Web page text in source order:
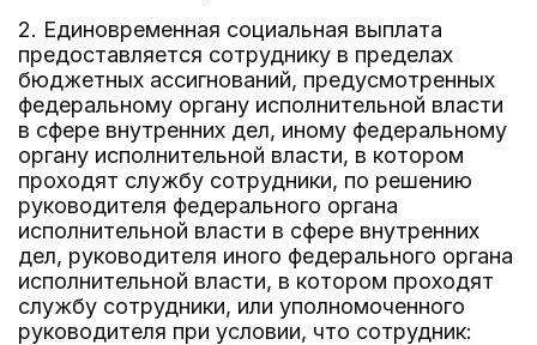
2. Единовременная социальная выплата
предоставляется сотруднику в пределах
бюджетных ассигнований, предусмотренных
федеральному органу исполнительной власти
в сфере внутренних дел, иному федеральному
органу исполнительной власти, в котором
проходят службу сотрудники, по решению
руководителя федерального органа
исполнительной власти в сфере внутренних
дел, руководителя иного федерального органа
исполнительной власти, в котором проходят
службу сотрудники, или уполномоченного
руководителя при условии, что сотрудник: